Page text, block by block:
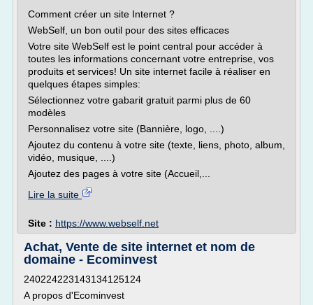
Comment créer un site Internet ?
WebSelf, un bon outil pour des sites efficaces
Votre site WebSelf est le point central pour accéder à
toutes les informations concernant votre entreprise, vos
produits et services! Un site internet facile à réaliser en
quelques étapes simples:
Sélectionnez votre gabarit gratuit parmi plus de 60
modèles
Personnalisez votre site (Bannière, logo, ....)
Ajoutez du contenu à votre site (texte, liens, photo, album,
vidéo, musique, ....)
Ajoutez des pages à votre site (Accueil,...
Lire la suite
Site : https://www.webself.net
Achat, Vente de site internet et nom de
domaine - Ecominvest
240224223143134125124
A propos d'Ecominvest